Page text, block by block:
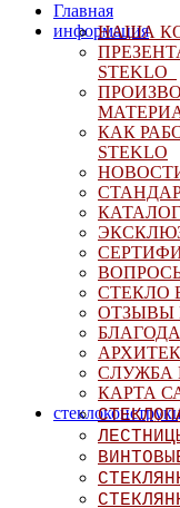
Главная
информация
НАША
STEKLO
КАК
STEKLO
СТЕКЛО
ОТЗЫВЫ
СЛУЖБА
КАРТА